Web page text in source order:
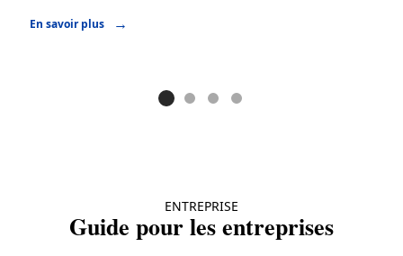
En savoir plus
ENTREPRISE
Guide pour les entreprises